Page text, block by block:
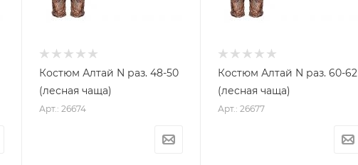
Костюм Алтай N раз. 48-50
(лесная чаща)
Арт.: 26674
Костюм Алтай N раз. 60-62
(лесная чаща)
Арт.: 26677